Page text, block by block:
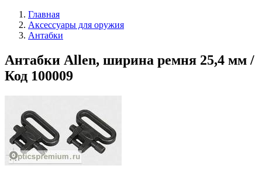
Главная
Аксессуары для оружия
Антабки
Антабки Allen, ширина ремня 25,4 мм /
Код 100009